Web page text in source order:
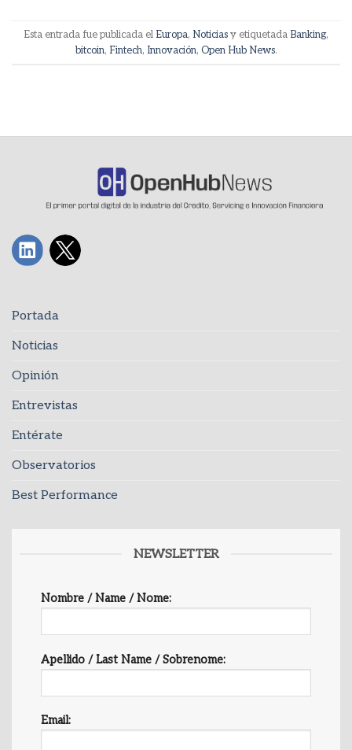
Esta entrada fue publicada el Europa, Noticiasy etiquetada Banking,
bitcoin, Fintech, Innovación, Open Hub News.
Portada
Noticias
Opinión
Entrevistas
Entérate
Observatorios
Best Performance
NEWSLETTER
Nombre / Name / Nome:
Apellido / Last Name / Sobrenome:
Email: